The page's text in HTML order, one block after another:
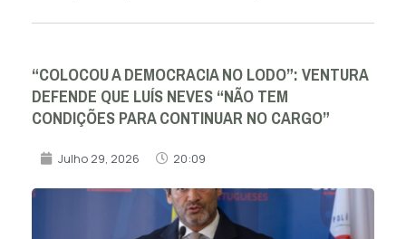
“COLOCOU A DEMOCRACIA NO LODO”: VENTURA
DEFENDE QUE LUÍS NEVES “NÃO TEM
CONDIÇÕES PARA CONTINUAR NO CARGO”
Julho 29, 2026 20:09